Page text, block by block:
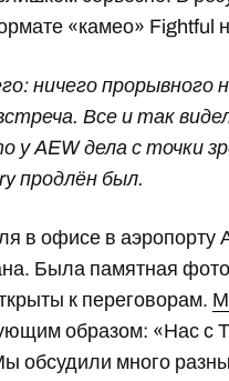
«камео» Fightful
ничего
Все и так
у AEW дела с точки
продлён был.
в офисе в аэропорту
Была памятная
к переговорам.
образом: «Нас с
обсудили много